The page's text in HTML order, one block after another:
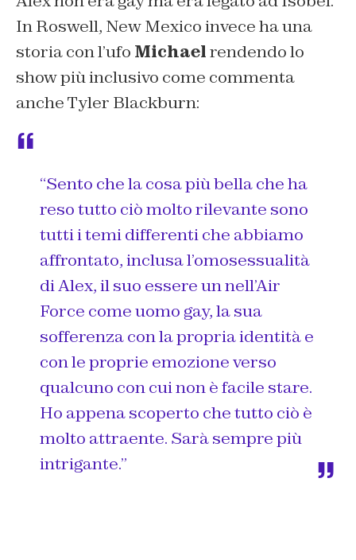
In Roswell, New Mexico invece ha una
storia con l’ufo Michaelrendendo lo
show più inclusivo come commenta
anche Tyler Blackburn:
“Sento che la cosa più bella che ha
reso tutto ciò molto rilevante sono
tutti i temi differenti che abbiamo
affrontato, inclusa l’omosessualità
di Alex, il suo essere un nell’Air
Force come uomo gay, la sua
sofferenza con la propria identità e
con le proprie emozione verso
qualcuno con cui non è facile stare.
Ho appena scoperto che tutto ciò è
molto attraente. Sarà sempre più
intrigante.”